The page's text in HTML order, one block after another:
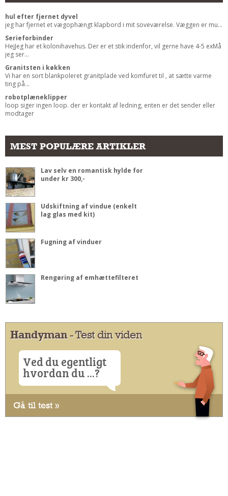
hul efter fjernet dyvel
jeg har fjernet et vægophængt klapbord i mit soveværelse. Væggen er mu...
Serieforbinder
HejJeg har et kolonihavehus. Der er et stik indenfor, vil gerne have 4-5 exMå
jeg ser...
Granitsten i køkken
Vi har en sort blankpoleret granitplade ved komfuret til , at sætte varme
ting på...
robotplæneklipper
loop siger ingen loop. der er kontakt af ledning, enten er det sender eller
modtager
MEST POPULÆRE ARTIKLER
Lav selv en romantisk hylde for
under kr 300,-
Udskiftning af vindue (enkelt
lag glas med kit)
Fugning af vinduer
Rengøring af emhættefilteret
Handyman- Test din viden
Ved du egentligt
hvordan du ...?
Gå til test »